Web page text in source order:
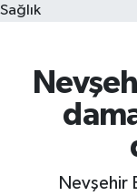
Sağlık
Nevşehir